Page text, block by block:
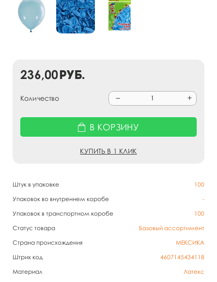
Штук в упаковке
100
Упаковок во внутреннем коробе
-
Упаковок в транспортном коробе
100
Статус товара
Базовый ассортимент
Страна происхождения
МЕКСИКА
Штрих код
4607145434118
Материал
Латекс
236,00руб.
Количество
В КОРЗИНУ
КУПИТЬ В 1 КЛИК